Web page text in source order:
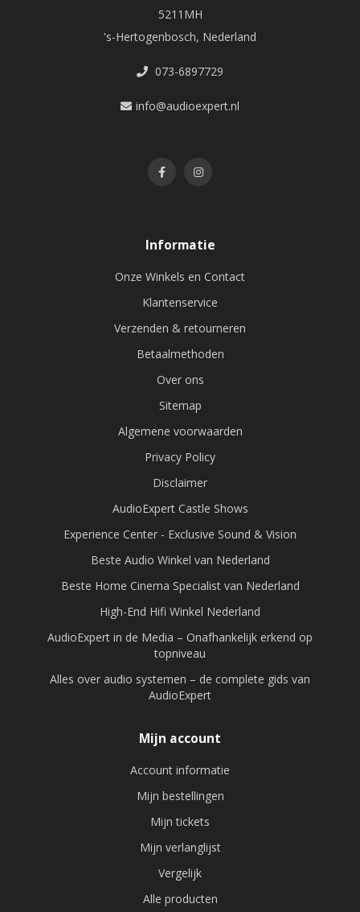
5211MH
's-Hertogenbosch, Nederland
073-6897729
info@audioexpert.nl
Informatie
Onze Winkels en Contact
Klantenservice
Verzenden & retourneren
Betaalmethoden
Over ons
Sitemap
Algemene voorwaarden
Privacy Policy
Disclaimer
AudioExpert Castle Shows
Experience Center - Exclusive Sound & Vision
Beste Audio Winkel van Nederland
Beste Home Cinema Specialist van Nederland
High-End Hifi Winkel Nederland
AudioExpert in de Media – Onafhankelijk erkend op
topniveau
Alles over audio systemen – de complete gids van
AudioExpert
Mijn account
Account informatie
Mijn bestellingen
Mijn tickets
Mijn verlanglijst
Vergelijk
Alle producten